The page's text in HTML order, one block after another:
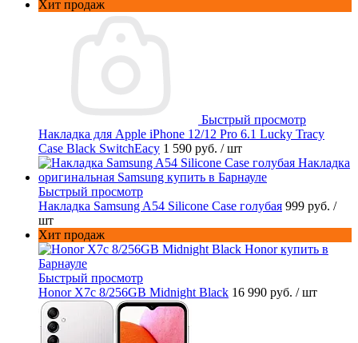
Хит продаж
Быстрый просмотр
Накладка для Apple iPhone 12/12 Pro 6.1 Lucky Tracy
Case Black SwitchEacy 1 590 руб. / шт
Быстрый просмотр
Накладка Samsung A54 Silicone Case голубая 999 руб. /
шт
Хит продаж
Быстрый просмотр
Honor X7c 8/256GB Midnight Black 16 990 руб. / шт